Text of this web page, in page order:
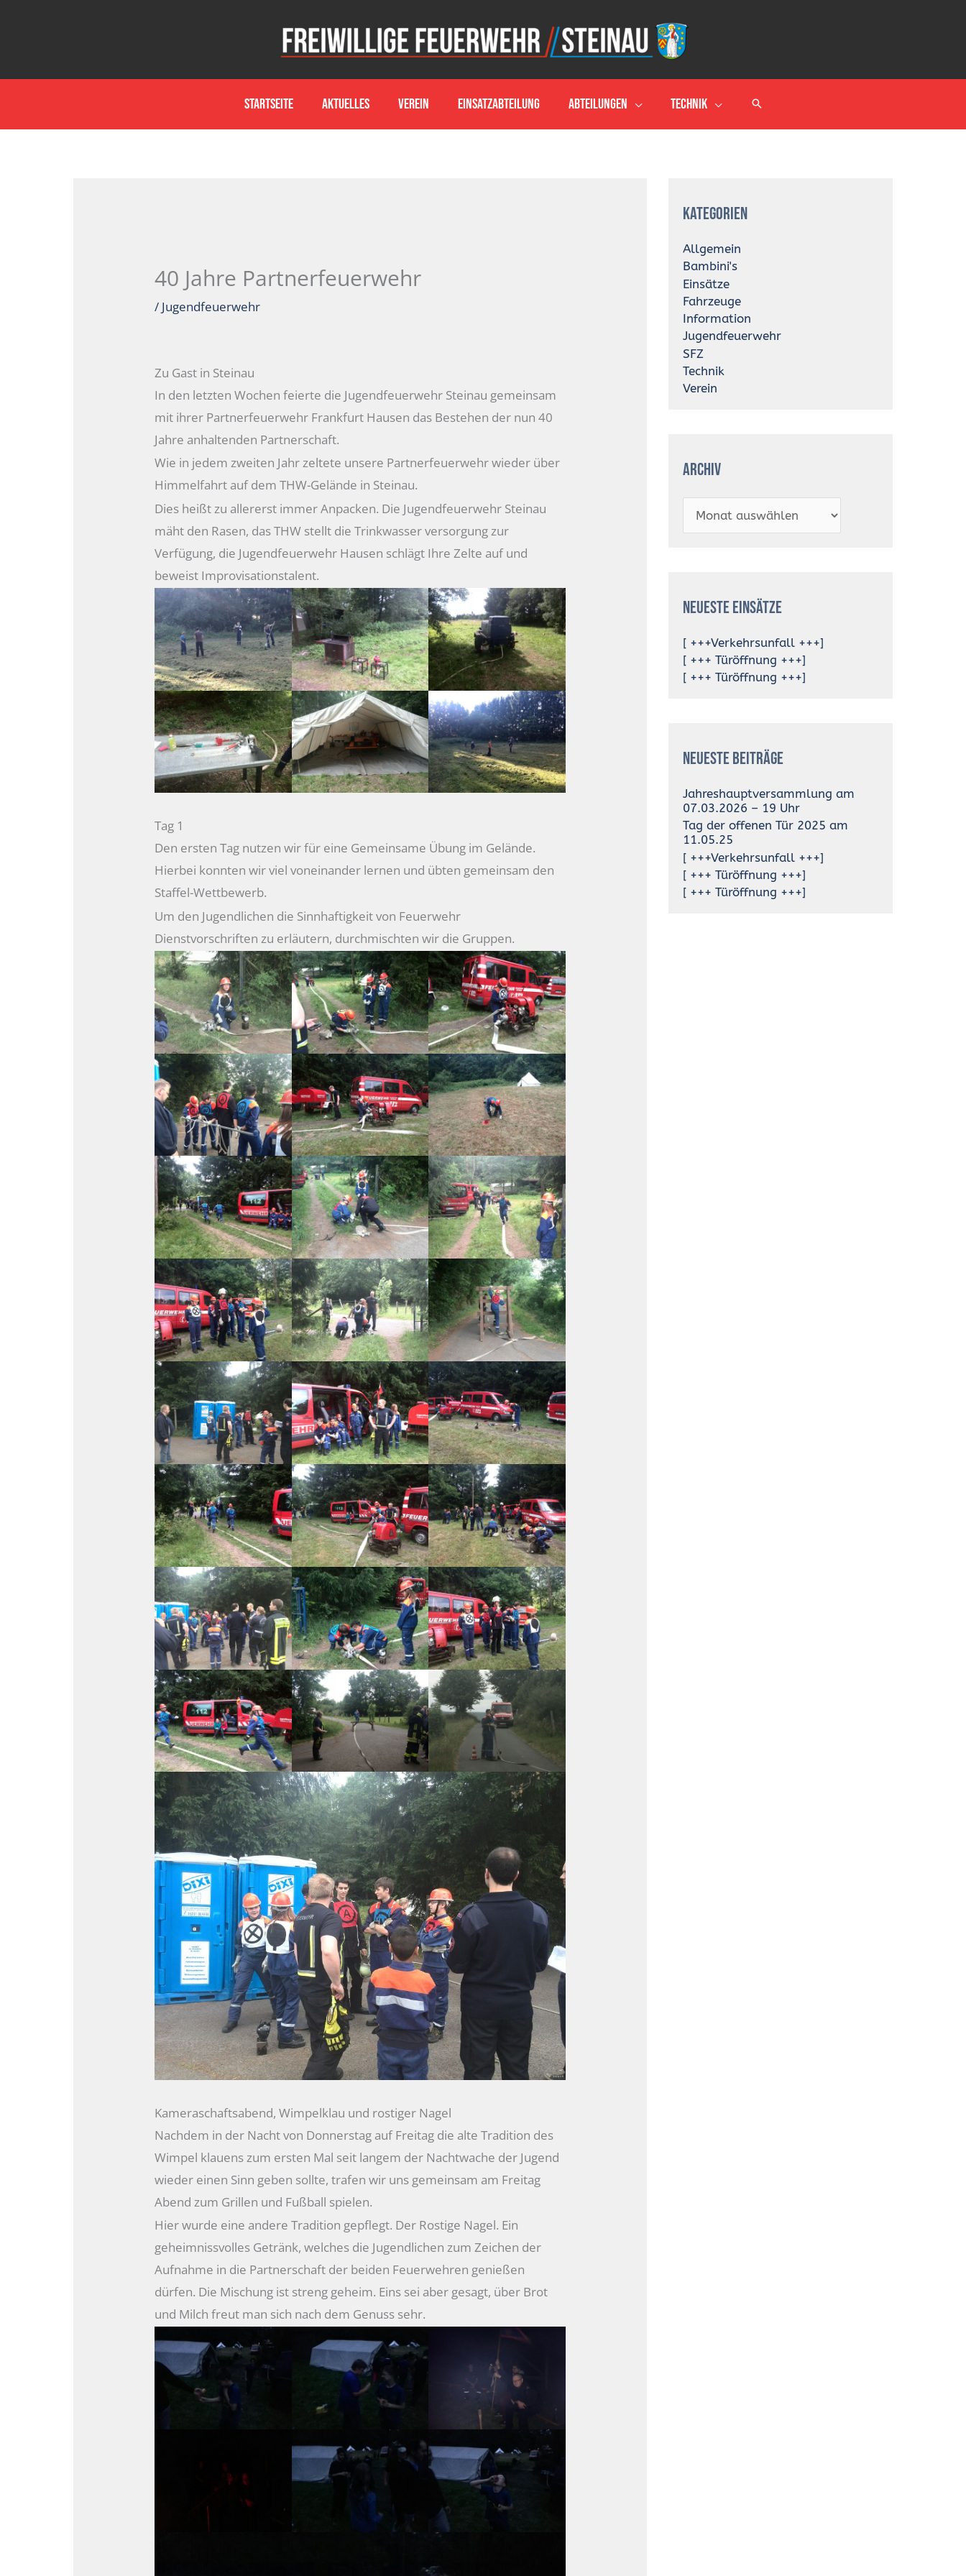
Startseite Aktuelles Verein Einsatzabteilung Abteilungen Technik
40 Jahre Partnerfeuerwehr
/ Jugendfeuerwehr
Zu Gast in Steinau
In den letzten Wochen feierte die Jugendfeuerwehr Steinau gemeinsam
mit ihrer Partnerfeuerwehr Frankfurt Hausen das Bestehen der nun 40
Jahre anhaltenden Partnerschaft.
Wie in jedem zweiten Jahr zeltete unsere Partnerfeuerwehr wieder über
Himmelfahrt auf dem THW-Gelände in Steinau.
Dies heißt zu allererst immer Anpacken. Die Jugendfeuerwehr Steinau
mäht den Rasen, das THW stellt die Trinkwasser versorgung zur
Verfügung, die Jugendfeuerwehr Hausen schlägt Ihre Zelte auf und
beweist Improvisationstalent.
Tag 1
Den ersten Tag nutzen wir für eine Gemeinsame Übung im Gelände.
Hierbei konnten wir viel voneinander lernen und übten gemeinsam den
Staffel-Wettbewerb.
Um den Jugendlichen die Sinnhaftigkeit von Feuerwehr
Dienstvorschriften zu erläutern, durchmischten wir die Gruppen.
Kameraschaftsabend, Wimpelklau und rostiger Nagel
Nachdem in der Nacht von Donnerstag auf Freitag die alte Tradition des
Wimpel klauens zum ersten Mal seit langem der Nachtwache der Jugend
wieder einen Sinn geben sollte, trafen wir uns gemeinsam am Freitag
Abend zum Grillen und Fußball spielen.
Hier wurde eine andere Tradition gepflegt. Der Rostige Nagel. Ein
geheimnissvolles Getränk, welches die Jugendlichen zum Zeichen der
Aufnahme in die Partnerschaft der beiden Feuerwehren genießen
dürfen. Die Mischung ist streng geheim. Eins sei aber gesagt, über Brot
und Milch freut man sich nach dem Genuss sehr.
Kategorien
Allgemein
Bambini's
Einsätze
Fahrzeuge
Information
Jugendfeuerwehr
SFZ
Technik
Verein
Archiv
c
v
Neueste Einsätze
[ +++Verkehrsunfall +++]
[ +++ Türöffnung +++]
[ +++ Türöffnung +++]
Neueste Beiträge
Jahreshauptversammlung am
07.03.2026 – 19 Uhr
Tag der offenen Tür 2025 am
11.05.25
[ +++Verkehrsunfall +++]
[ +++ Türöffnung +++]
[ +++ Türöffnung +++]